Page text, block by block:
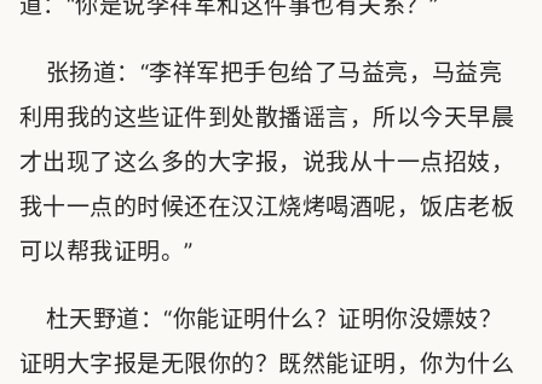
张扬道：“李祥军把手包给了马益亮，马益亮
利用我的这些证件到处散播谣言，所以今天早晨
才出现了这么多的大字报，说我从十一点招妓，
我十一点的时候还在汉江烧烤喝酒呢，饭店老板
可以帮我证明。”
杜天野道：“你能证明什么？证明你没嫖妓？
证明大字报是无限你的？既然能证明，你为什么